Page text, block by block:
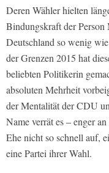
Deren Wähler hielten
Bindungskraft der
Deutschland so wenig
der Grenzen 2015 hat
beliebten Politikerin
absoluten Mehrheit
der Mentalität der CDU
Name verrät es – enger
Ehe nicht so schnell auf,
eine Partei ihrer Wahl.